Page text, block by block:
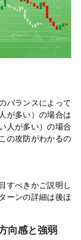
バランスによって
が多い）の場合は
人が多い）の場合
の攻防がわかるの
すべきかご説明し
ーンの詳細は後ほ
向感と強弱